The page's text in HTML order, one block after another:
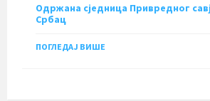
Одржана сједница Привредног
Србац
ПОГЛЕДАЈ ВИШЕ